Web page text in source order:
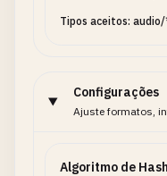
Tipos aceitos:
Configurações
Ajuste formatos,
Algoritmo de Hash